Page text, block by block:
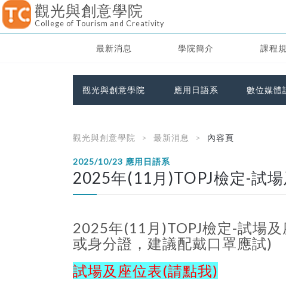
觀光與創意學院
College of Tourism and Creativity
最新消息 學院簡介 課程
觀光與創意學院 應用日語系 數位媒體
觀光與創意學院 最新消息 內容頁
2025/10/23 應用日語系
2025年(11月)TOPJ檢定-試
2025年(11月)TOPJ檢定-試場
或身分證，建議配戴口罩應試)
試場及座位表(請點我)